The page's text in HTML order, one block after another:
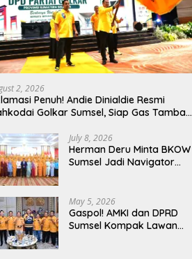
2, 2026
Penuh! Andie Dinialdie Resmi
Golkar Sumsel, Siap Gas Tambah
July 8, 2026
Herman Deru Minta BKOW
Sumsel Jadi Navigator
May 5, 2026
Gaspol! AMKI dan DPRD
Sumsel Kompak Lawan